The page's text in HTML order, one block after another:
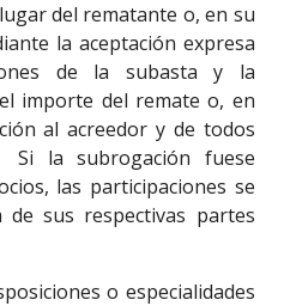
del rematante o, en su
la aceptación expresa
de la subasta y la
importe del remate o, en
al acreedor y de todos
Si la subrogación fuese
las participaciones se
sus respectivas partes
o especialidades